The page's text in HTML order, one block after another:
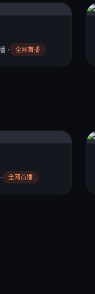
· 全网首播
全网首播